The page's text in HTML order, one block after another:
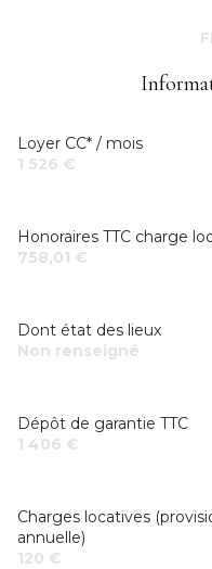
Loyer CC* / mois
1 526 €
Honoraires TTC charge
758,01 €
Dont état des lieux
Non renseigné
Dépôt de garantie TTC
1 406 €
Charges locatives
annuelle)
120 €